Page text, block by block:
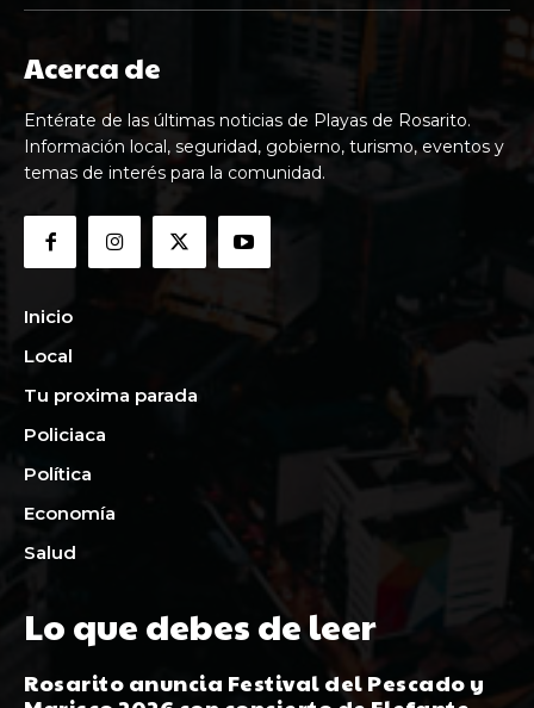
Acerca de
Entérate de las últimas noticias de Playas de Rosarito.
Información local, seguridad, gobierno, turismo, eventos y
temas de interés para la comunidad.
Inicio
Local
Tu proxima parada
Policiaca
Política
Economía
Salud
Lo que debes de leer
Rosarito anuncia Festival del Pescado y